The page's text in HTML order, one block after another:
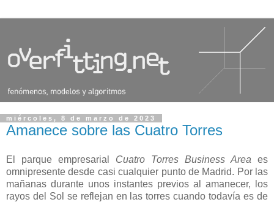
miércoles, 8 de marzo de 2023
Amanece sobre las Cuatro Torres
El parque empresarial Cuatro Torres Business Area es
omnipresente desde casi cualquier punto de Madrid. Por las
mañanas durante unos instantes previos al amanecer, los
rayos del Sol se reflejan en las torres cuando todavía es de